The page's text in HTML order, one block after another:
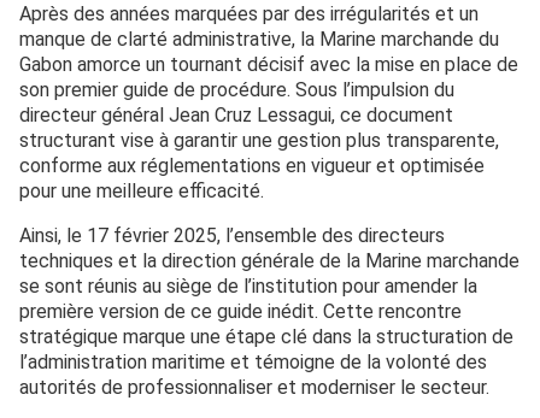
Après des années marquées par des irrégularités et un
manque de clarté administrative, la Marine marchande du
Gabon amorce un tournant décisif avec la mise en place de
son premier guide de procédure. Sous l’impulsion du
directeur général Jean Cruz Lessagui, ce document
structurant vise à garantir une gestion plus transparente,
conforme aux réglementations en vigueur et optimisée
pour une meilleure efficacité.
Ainsi, le 17 février 2025, l’ensemble des directeurs
techniques et la direction générale de la Marine marchande
se sont réunis au siège de l’institution pour amender la
première version de ce guide inédit. Cette rencontre
stratégique marque une étape clé dans la structuration de
l’administration maritime et témoigne de la volonté des
autorités de professionnaliser et moderniser le secteur.